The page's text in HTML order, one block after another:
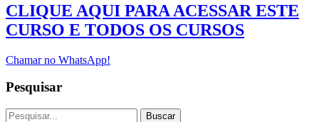
CLIQUE AQUI PARA ACESSAR ESTE
CURSO E TODOS OS CURSOS
Chamar no WhatsApp!
Pesquisar
Buscar